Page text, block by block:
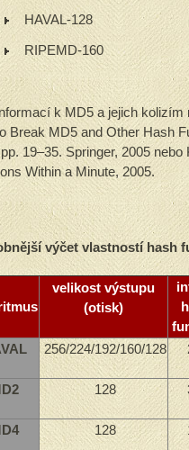
HAVAL-128
RIPEMD-160
k MD5 a jejich kolizím
Break MD5 and Other Hash
19–35. Springer, 2005
Within a Minute, 2005.
výčet vlastností hash
velikost výstupu
(otisk)
256/224/192/160/128
128
128